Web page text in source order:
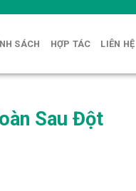
SÁCH HỢP TÁC LIÊN HỆ
Sau Đột